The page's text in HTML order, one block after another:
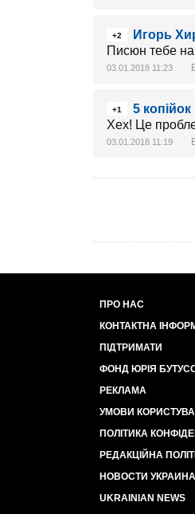
+2
Игорь
Писюн тебе
03.01.2018 11:23
+1
5 копійок
Хех! Це
03.01.2018 11:19
ПРО НАС
КОНТАКТНА
ПІДТРИМАТИ
ФОНД ЮРІЯ
РЕКЛАМА
УМОВИ
ПОЛІТИКА
РЕДАКЦІЙНА
НОВОСТИ УКРАИНА
UKRAINIAN NEWS